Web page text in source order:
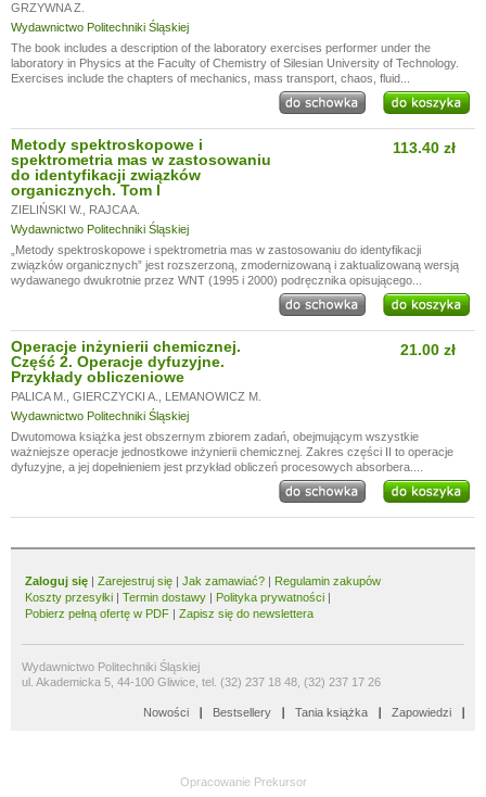
GRZYWNA Z.
Wydawnictwo Politechniki Śląskiej
The book includes a description of the laboratory exercises performer under the
laboratory in Physics at the Faculty of Chemistry of Silesian University of Technology.
Exercises include the chapters of mechanics, mass transport, chaos, fluid...
Metody spektroskopowe i
spektrometria mas w zastosowaniu
do identyfikacji związków
organicznych. Tom I
ZIELIŃSKI W.
RAJCA A.
Wydawnictwo Politechniki Śląskiej
113.40 zł
„Metody spektroskopowe i spektrometria mas w zastosowaniu do identyfikacji
związków organicznych” jest rozszerzoną, zmodernizowaną i zaktualizowaną wersją
wydawanego dwukrotnie przez WNT (1995 i 2000) podręcznika opisującego...
Operacje inżynierii chemicznej.
Część 2. Operacje dyfuzyjne.
Przykłady obliczeniowe
PALICA M. GIERCZYCKI A.
LEMANOWICZ M.
Wydawnictwo Politechniki Śląskiej
21.00 zł
Dwutomowa książka jest obszernym zbiorem zadań, obejmującym wszystkie
ważniejsze operacje jednostkowe inżynierii chemicznej. Zakres części II to operacje
dyfuzyjne, a jej dopełnieniem jest przykład obliczeń procesowych absorbera....
Zaloguj się | Zarejestruj się | Jak zamawiać? | Regulamin zakupów
Koszty przesyłki | Termin dostawy | Polityka prywatności |
Pobierz pełną ofertę w PDF | Zapisz się do newslettera
Wydawnictwo Politechniki Śląskiej
ul. Akademicka 5, 44-100 Gliwice, tel. (32) 237 18 48, (32) 237 17 26
Nowości Bestsellery Tania książka Zapowiedzi
Opracowanie Prekursor